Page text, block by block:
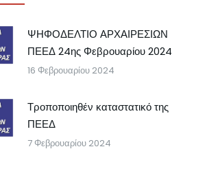
ΨΗΦΟΔΕΛΤΙΟ ΑΡΧΑΙΡΕΣΙΩΝ
ΠΕΕΔ 24ης Φεβρουαρίου 2024
16 Φεβρουαρίου 2024
Τροποποιηθέν καταστατικό της
ΠΕΕΔ
7 Φεβρουαρίου 2024